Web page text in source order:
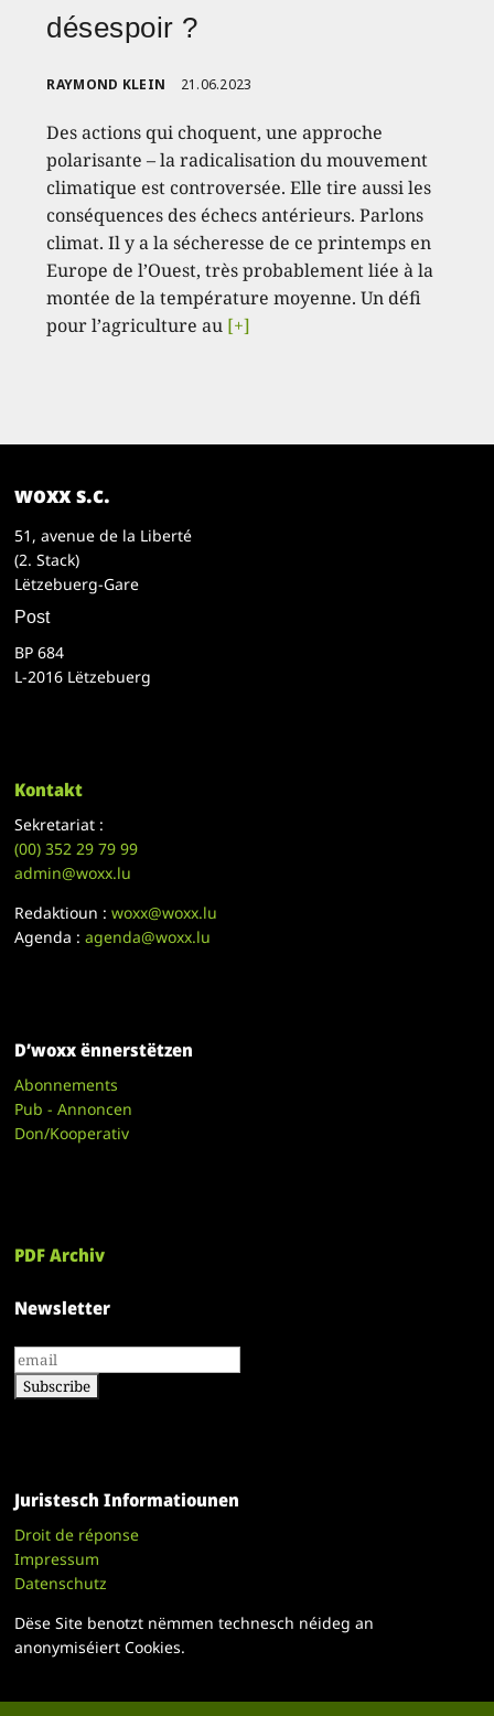
désespoir ?
RAYMOND KLEIN 21.06.2023
Des actions qui choquent, une approche
polarisante – la radicalisation du mouvement
climatique est controversée. Elle tire aussi les
conséquences des échecs antérieurs. Parlons
climat. Il y a la sécheresse de ce printemps en
Europe de l’Ouest, très probablement liée à la
montée de la température moyenne. Un défi
pour l’agriculture au [+]
woxx s.c.
51, avenue de la Liberté
(2. Stack)
Lëtzebuerg-Gare
Post
BP 684
L-2016 Lëtzebuerg
Kontakt
Sekretariat :
(00)352 29 79 99
admin@woxx.lu
Redaktioun :woxx@woxx.lu
Agenda :agenda@woxx.lu
D’woxx ënnerstëtzen
Abonnements
Pub - Annoncen
Don/Kooperativ
PDF Archiv
Newsletter
Juristesch Informatiounen
Droit de réponse
Impressum
Datenschutz
Dëse Site benotzt nëmmen technesch néideg an
anonymiséiert Cookies.